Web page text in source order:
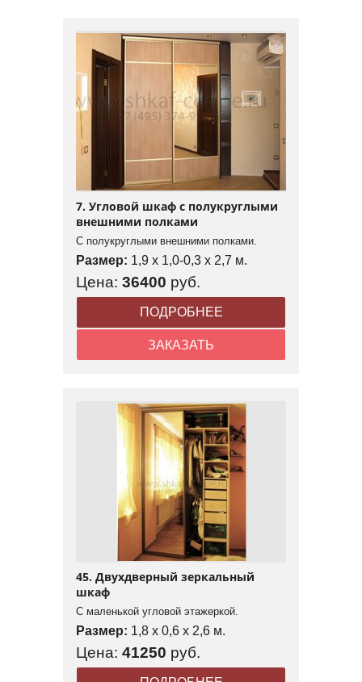
7. Угловой шкаф с полукруглыми
внешними полками
С полукруглыми внешними полками.
Размер: 1,9 x 1,0-0,3 x 2,7 м.
Цена: 36400 руб.
ПОДРОБНЕЕ
ЗАКАЗАТЬ
45. Двухдверный зеркальный
шкаф
С маленькой угловой этажеркой.
Размер: 1,8 x 0,6 x 2,6 м.
Цена: 41250 руб.